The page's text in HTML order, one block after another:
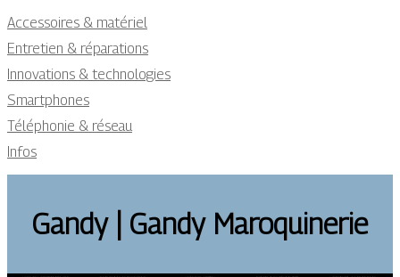
Accessoires & matériel
Entretien & réparations
Innovations & technologies
Smartphones
Téléphonie & réseau
Infos
Gandy | Gandy Maroquine­rie